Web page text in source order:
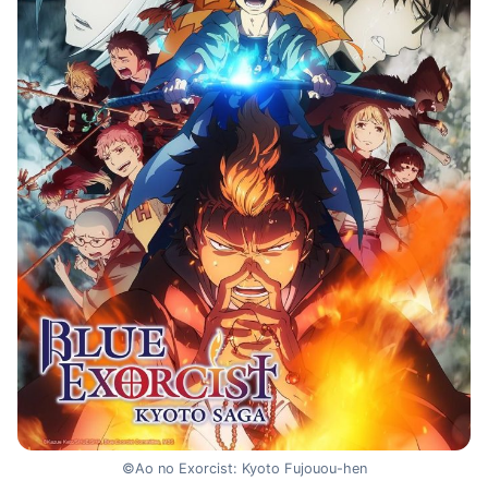
©Ao no Exorcist: Kyoto Fujouou-hen